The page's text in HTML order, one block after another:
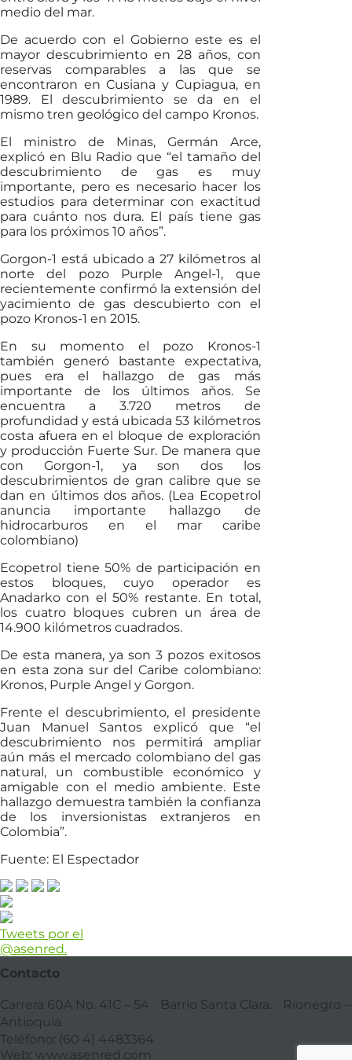
medio del mar.
De acuerdo con el Gobierno este es el
mayor descubrimiento en 28 años, con
reservas comparables a las que se
encontraron en Cusiana y Cupiagua, en
1989. El descubrimiento se da en el
mismo tren geológico del campo Kronos.
El ministro de Minas, Germán Arce,
explicó en Blu Radio que “el tamaño del
descubrimiento de gas es muy
importante, pero es necesario hacer los
estudios para determinar con exactitud
para cuánto nos dura. El país tiene gas
para los próximos 10 años”.
Gorgon-1 está ubicado a 27 kilómetros al
norte del pozo Purple Angel-1, que
recientemente confirmó la extensión del
yacimiento de gas descubierto con el
pozo Kronos-1 en 2015.
En su momento el pozo Kronos-1
también generó bastante expectativa,
pues era el hallazgo de gas más
importante de los últimos años. Se
encuentra a 3.720 metros de
profundidad y está ubicada 53 kilómetros
costa afuera en el bloque de exploración
y producción Fuerte Sur. De manera que
con Gorgon-1, ya son dos los
descubrimientos de gran calibre que se
dan en últimos dos años. (Lea Ecopetrol
anuncia importante hallazgo de
hidrocarburos en el mar caribe
colombiano)
Ecopetrol tiene 50% de participación en
estos bloques, cuyo operador es
Anadarko con el 50% restante. En total,
los cuatro bloques cubren un área de
14.900 kilómetros cuadrados.
De esta manera, ya son 3 pozos exitosos
en esta zona sur del Caribe colombiano:
Kronos, Purple Angel y Gorgon.
Frente el descubrimiento, el presidente
Juan Manuel Santos explicó que “el
descubrimiento nos permitirá ampliar
aún más el mercado colombiano del gas
natural, un combustible económico y
amigable con el medio ambiente. Este
hallazgo demuestra también la confianza
de los inversionistas extranjeros en
Colombia”.
Fuente: El Espectador
Tweets por el
@asenred.
Contacto
Carrera 60A No. 41C – 54 Barrio Santa Clara. Rionegro –
Antioquia
Teléfono: (60 4) 4483364
Web: www.asenred.com